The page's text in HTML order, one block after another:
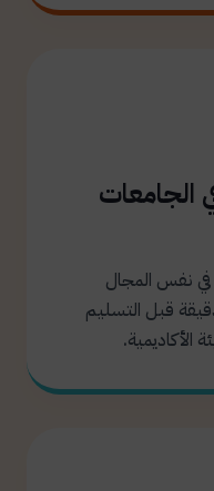
الجامعات
نفس المجال
قبل التسليم
الأكاديمية.